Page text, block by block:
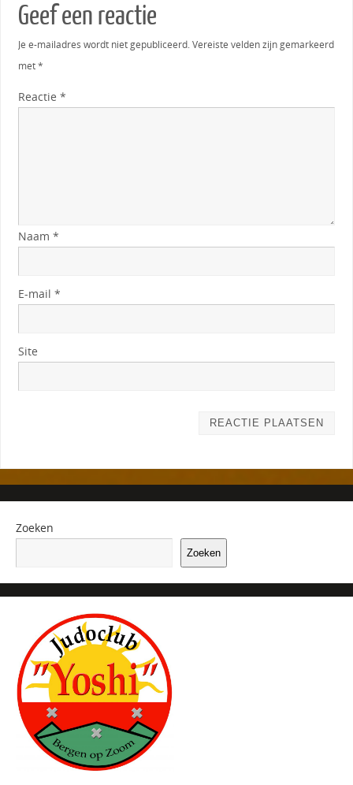
Geef een reactie
Je e-mailadres wordt niet gepubliceerd. Vereiste velden zijn gemarkeerd
met*
Reactie *
Naam *
E-mail *
Site
Zoeken
Zoeken